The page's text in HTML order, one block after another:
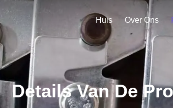
Huis Over Ons
Details Van De